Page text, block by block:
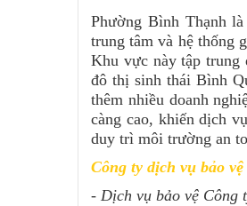
Phường Bình Thạnh
trung tâm và hệ thống
Khu vực này tập trung
đô thị sinh thái Bình
thêm nhiều doanh
càng cao, khiến dịch
duy trì môi trường an
Công ty dịch vụ bảo
- Dịch vụ bảo vệ Công